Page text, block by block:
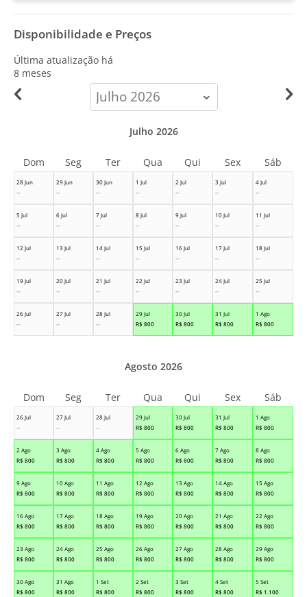
Disponibilidade e Preços
Última atualização há
8 meses
calendar-
month
28 Jun
--
29 Jun
--
30 Jun
--
1 Jul
--
2 Jul
--
3 Jul
--
4 Jul
--
5 Jul
--
6 Jul
--
7 Jul
--
8 Jul
--
9 Jul
--
10 Jul
--
11 Jul
--
12 Jul
--
13 Jul
--
14 Jul
--
15 Jul
--
16 Jul
--
17 Jul
--
18 Jul
--
19 Jul
--
20 Jul
--
21 Jul
--
22 Jul
--
23 Jul
--
24 Jul
--
25 Jul
--
26 Jul
--
27 Jul
--
28 Jul
--
29 Jul
R$ 800
30 Jul
R$ 800
31 Jul
R$ 800
1 Ago
R$ 800
Julho 2026
Dom Seg Ter Qua Qui Sex Sáb
26 Jul
--
27 Jul
--
28 Jul
--
29 Jul
R$ 800
30 Jul
R$ 800
31 Jul
R$ 800
1 Ago
R$ 800
2 Ago
R$ 800
3 Ago
R$ 800
4 Ago
R$ 800
5 Ago
R$ 800
6 Ago
R$ 800
7 Ago
R$ 800
8 Ago
R$ 800
9 Ago
R$ 800
10 Ago
R$ 800
11 Ago
R$ 800
12 Ago
R$ 800
13 Ago
R$ 800
14 Ago
R$ 800
15 Ago
R$ 800
16 Ago
R$ 800
17 Ago
R$ 800
18 Ago
R$ 800
19 Ago
R$ 800
20 Ago
R$ 800
21 Ago
R$ 800
22 Ago
R$ 800
23 Ago
R$ 800
24 Ago
R$ 800
25 Ago
R$ 800
26 Ago
R$ 800
27 Ago
R$ 800
28 Ago
R$ 800
29 Ago
R$ 800
30 Ago
R$ 800
31 Ago
R$ 800
1 Set
R$ 800
2 Set
R$ 800
3 Set
R$ 800
4 Set
R$ 800
5 Set
R$ 1.100
Agosto 2026
Dom Seg Ter Qua Qui Sex Sáb